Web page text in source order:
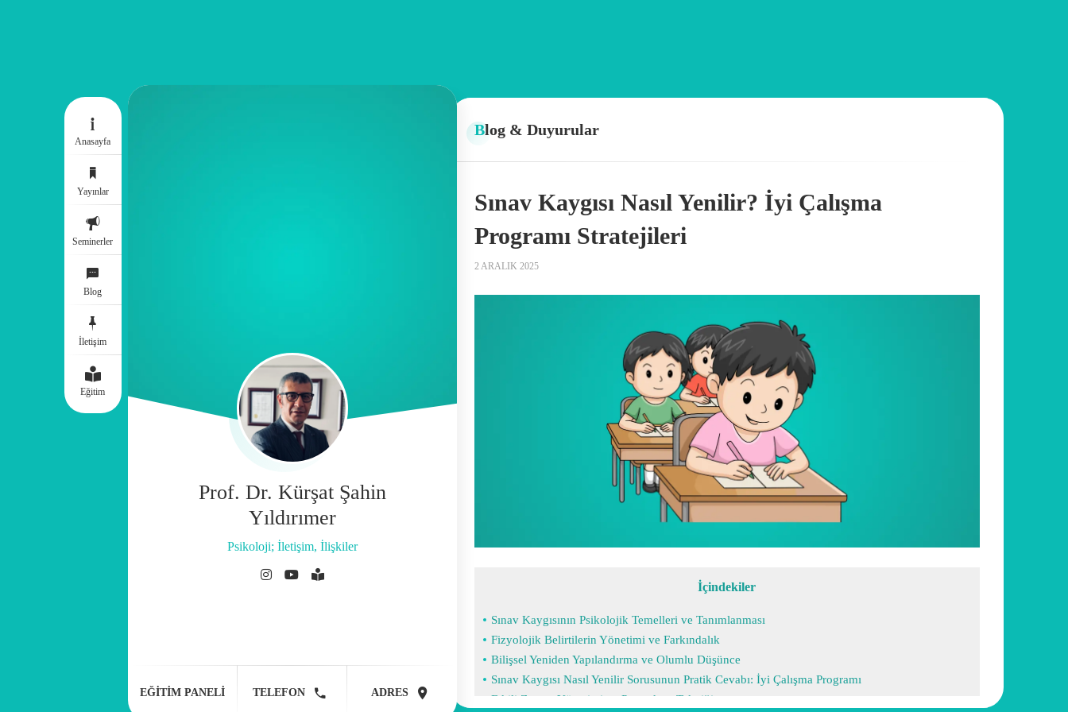
Anasayfa
Yayınlar
Seminerler
Blog
İletişim
Eğitim
Prof. Dr. Kürşat Şahin
Yıldırımer
Psikoloji; İletişim, İlişkiler
EĞITIM PANELI TELEFON ADRES
Blog & Duyurular
Sınav Kaygısı Nasıl Yenilir? İyi Çalışma
Programı Stratejileri
2 ARALIK 2025
İçindekiler
Sınav Kaygısının Psikolojik Temelleri ve Tanımlanması
Fizyolojik Belirtilerin Yönetimi ve Farkındalık
Bilişsel Yeniden Yapılandırma ve Olumlu Düşünce
Sınav Kaygısı Nasıl Yenilir Sorusunun Pratik Cevabı: İyi Çalışma Programı
Etkili Zaman Yönetimi ve Pomodoro Tekniği